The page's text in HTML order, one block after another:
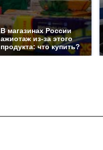
В магазинах России
ажиотаж из-за этого
продукта: что купить?